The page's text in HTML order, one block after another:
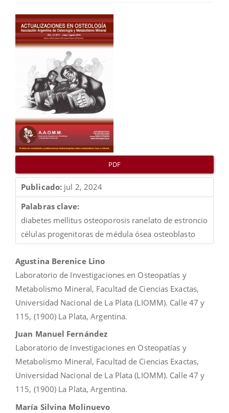
Barra
lateral
del
artículo
PDF
Publicado: jul 2, 2024
Palabras clave:
diabetes mellitus osteoporosis ranelato de estroncio
células progenitoras de médula ósea osteoblasto
Contenido
principal
del
artículo
Agustina Berenice Lino
Laboratorio de Investigaciones en Osteopatías y
Metabolismo Mineral, Facultad de Ciencias Exactas,
Universidad Nacional de La Plata (LIOMM). Calle 47 y
115, (1900) La Plata, Argentina.
Juan Manuel Fernández
Laboratorio de Investigaciones en Osteopatías y
Metabolismo Mineral, Facultad de Ciencias Exactas,
Universidad Nacional de La Plata (LIOMM). Calle 47 y
115, (1900) La Plata, Argentina.
María Silvina Molinuevo